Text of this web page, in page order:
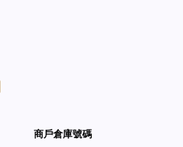
商戶倉庫號碼